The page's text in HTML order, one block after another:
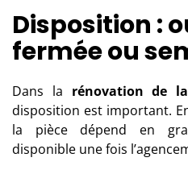
Disposition :
fermée ou
Dans la rénovation de
disposition est important.
la pièce dépend en
disponible une fois